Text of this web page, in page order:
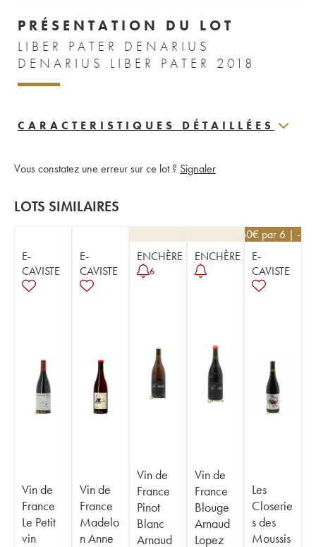
PRÉSENTATION DU LOT
LIBER PATER DENARIUS
DENARIUS LIBER PATER 2018
CARACTERISTIQUES DÉTAILLÉES
Vous constatez une erreur sur ce lot ? Signaler
LOTS SIMILAIRES
E-
CAVISTE
Vin de
France
Le Petit
vin
E-
CAVISTE
Vin de
France
Madelo
n Anne
ENCHÈRE
6
Vin de
France
Pinot
Blanc
Arnaud
ENCHÈRE
Vin de
France
Blouge
Arnaud
Lopez
12,60€ par 6 | -
E-
CAVISTE
Les
Closerie
s des
Moussis